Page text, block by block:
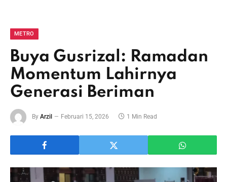
METRO
Buya Gusrizal: Ramadan
Momentum Lahirnya
Generasi Beriman
By Arzil Februari 15, 2026 1 Min Read